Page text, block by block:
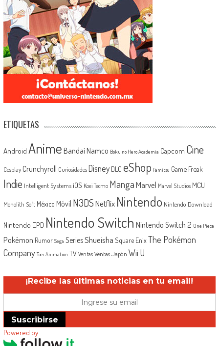
ETIQUETAS
Android Anime Bandai Namco Boku no Hero Academia Capcom Cine
Cosplay Crunchyroll Curiosidades Disney DLC eShop Famitsu Game Freak
Indie Intelligent Systems iOS Koei Tecmo MangaMarvel Marvel Studios MCU
Monolith Soft México Móvil N3DSNetflix Nintendo Nintendo Download
Nintendo EPD Nintendo Switch Nintendo Switch 2 One Piece
Pokémon Rumor Sega SeriesShueisha Square EnixThe Pokémon
Company Toei Animation TV Ventas Ventas Japón Wii U
¡Recibe las últimas noticias en tu email!
Suscribirse
Powered by